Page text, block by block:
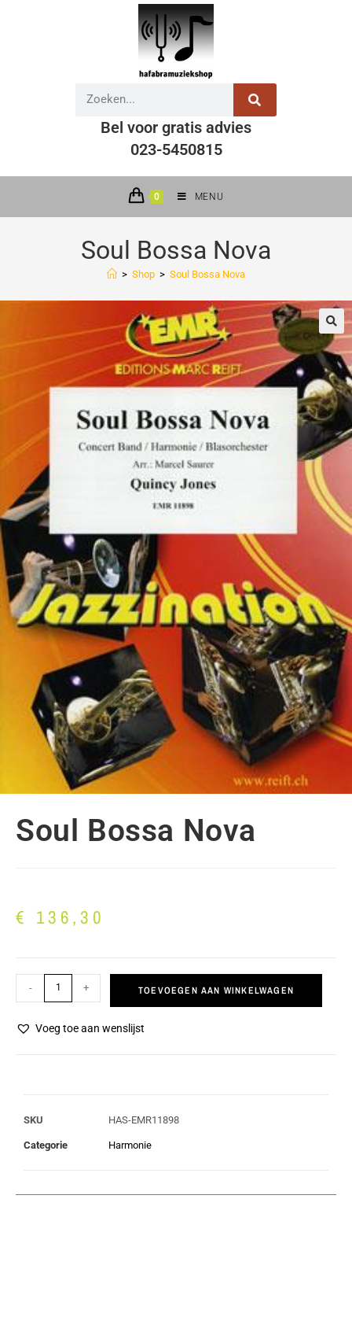
Bel voor gratis advies
023-5450815
0 MENU
Soul Bossa Nova
> Shop > Soul Bossa Nova
🔍
Soul Bossa Nova
€ 136,30
- + TOEVOEGEN AAN WINKELWAGEN
Voeg toe aan wenslijst
SKU HAS-EMR11898
Categorie Harmonie